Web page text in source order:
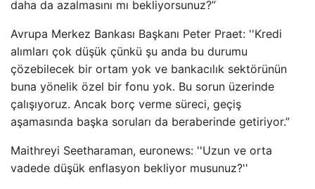
daha da azalmasını mı bekliyorsunuz?”
Avrupa Merkez Bankası Başkanı Peter Praet: ''Kredi
alımları çok düşük çünkü şu anda bu durumu
çözebilecek bir ortam yok ve bankacılık sektörünün
buna yönelik özel bir fonu yok. Bu sorun üzerinde
çalışıyoruz. Ancak borç verme süreci, geçiş
aşamasında başka soruları da beraberinde getiriyor.”
Maithreyi Seetharaman, euronews: ''Uzun ve orta
vadede düşük enflasyon bekliyor musunuz?''